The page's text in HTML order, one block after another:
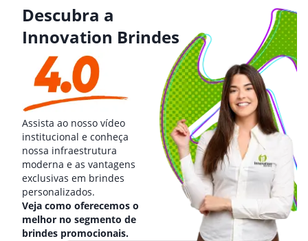
Descubra a
Innovation Brindes
Assista ao nosso vídeo
institucional e conheça
nossa infraestrutura
moderna e as vantagens
exclusivas em brindes
personalizados.
Veja como oferecemos o
melhor no segmento de
brindes promocionais.